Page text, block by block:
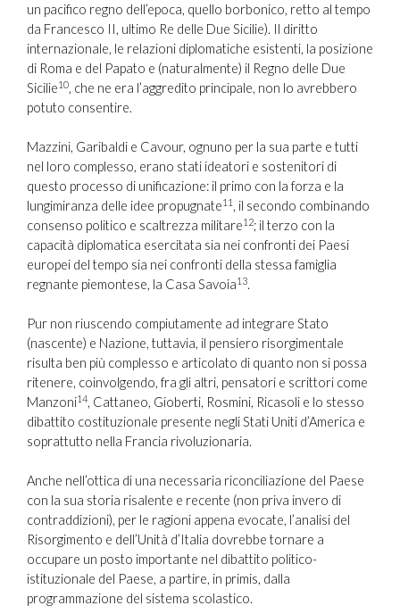
un pacifico regno dell’epoca, quello borbonico, retto al tempo
da Francesco II, ultimo Re delle Due Sicilie). Il diritto
internazionale, le relazioni diplomatiche esistenti, la posizione
di Roma e del Papato e (naturalmente) il Regno delle Due
Sicilie10, che ne era l’aggredito principale, non lo avrebbero
potuto consentire.
Mazzini, Garibaldi e Cavour, ognuno per la sua parte e tutti
nel loro complesso, erano stati ideatori e sostenitori di
questo processo di unificazione: il primo con la forza e la
lungimiranza delle idee propugnate11 , il secondo combinando
consenso politico e scaltrezza militare12; il terzo con la
capacità diplomatica esercitata sia nei confronti dei Paesi
europei del tempo sia nei confronti della stessa famiglia
regnante piemontese, la Casa Savoia13.
Pur non riuscendo compiutamente ad integrare Stato
(nascente) e Nazione, tuttavia, il pensiero risorgimentale
risulta ben più complesso e articolato di quanto non si possa
ritenere, coinvolgendo, fra gli altri, pensatori e scrittori come
Manzoni14, Cattaneo, Gioberti, Rosmini, Ricasoli e lo stesso
dibattito costituzionale presente negli Stati Uniti d’America e
soprattutto nella Francia rivoluzionaria.
Anche nell’ottica di una necessaria riconciliazione del Paese
con la sua storia risalente e recente (non priva invero di
contraddizioni), per le ragioni appena evocate, l’analisi del
Risorgimento e dell’Unità d’Italia dovrebbe tornare a
occupare un posto importante nel dibattito politico-
istituzionale del Paese, a partire, in primis, dalla
programmazione del sistema scolastico.